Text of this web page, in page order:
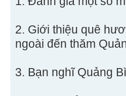
2. Giới thiệu quê
ngoài đến thăm
3. Bạn nghĩ Quảng